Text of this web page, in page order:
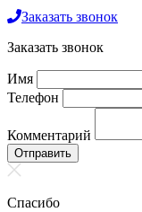
Заказать звонок
Заказать звонок
Имя
Телефон
Комментарий
Отправить
Спасибо